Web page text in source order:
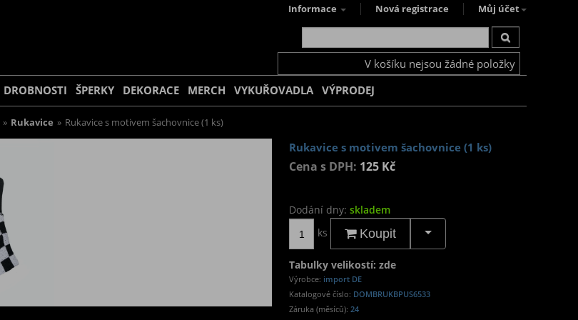
Informace Nová registrace Můj účet
V košíku nejsou žádné položky
DROBNOSTI ŠPERKY DEKORACE MERCH VYKUŘOVADLA VÝPRODEJ
» Rukavice » Rukavice s motivem šachovnice (1 ks)
Rukavice s motivem šachovnice (1 ks)
Cena s DPH: 125 Kč
Dodání dny: skladem
ks
Koupit
Tabulky velikostí: zde
Výrobce: import DE
Katalogové číslo: DOMBRUKBPUS6533
Záruka (měsíců): 24